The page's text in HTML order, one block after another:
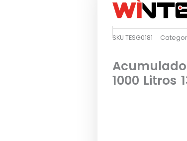
SKU TESG0181
1000 Litros